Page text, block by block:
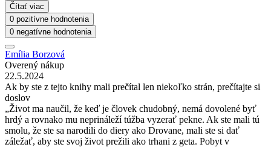
Čítať viac
0 pozitívne hodnotenia
0 negatívne hodnotenia
Emília Borzová
Overený nákup
22.5.2024
Ak by ste z tejto knihy mali prečítal len niekoľko strán, prečítajte si
doslov
„Život ma naučil, že keď je človek chudobný, nemá dovolené byť
hrdý a rovnako mu neprináleží túžba vyzerať pekne. Ak ste mali tú
smolu, že ste sa narodili do diery ako Drovane, mali ste si dať
záležať, aby ste svoj život prežili ako trhani z geta. Pobyt v